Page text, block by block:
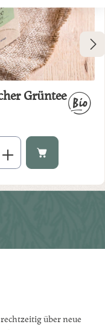
Grüntee
Wert ein oder benutze
über neue